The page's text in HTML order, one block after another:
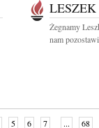
LESZEK
Żegnamy
nam
5 6 7 ... 68